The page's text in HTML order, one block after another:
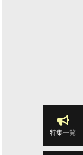
特集一覧